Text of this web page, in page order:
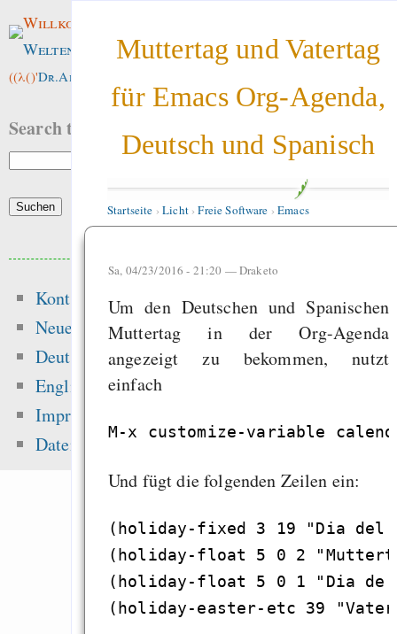
Muttertag und Vatertag
für Emacs Org-Agenda,
Deutsch und Spanisch
Startseite ›Licht›Freie Software ›Emacs
Sa, 04/23/2016 - 21:20 —Draketo
Um den Deutschen und Spanischen
Muttertag in der Org-Agenda
angezeigt zu bekommen, nutzt
einfach
Und fügt die folgenden Zeilen ein:
(holiday-fixed 3 19 "Dia del
(holiday-float 5 0 2
(holiday-float 5 0 1 "Dia de
Willkommen im
Weltenwald
((λ()'Dr.ArneBab
Search this site:
Kontakt
Neue Inhalte
Deutsch
English
Impressum
Datenschutz
Heute:
The dynamics of
Singen im Advent -
zementieren!
einrichten
„Lässt Google
brauchen wir